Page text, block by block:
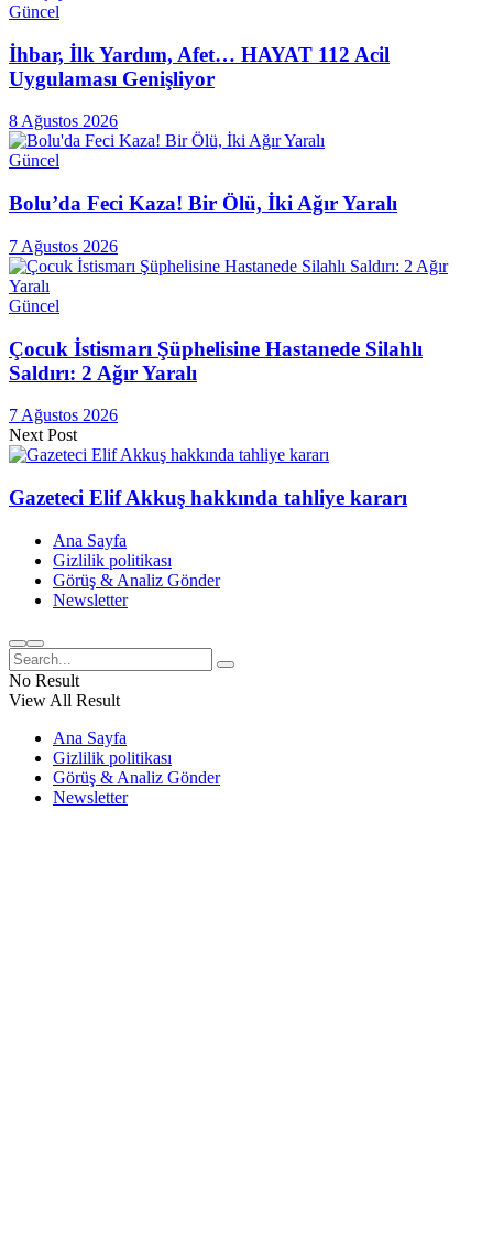
Güncel
İhbar, İlk Yardım, Afet… HAYAT 112 Acil
Uygulaması Genişliyor
8 Ağustos 2026
Güncel
Bolu’da Feci Kaza! Bir Ölü, İki Ağır Yaralı
7 Ağustos 2026
Güncel
Çocuk İstismarı Şüphelisine Hastanede Silahlı
Saldırı: 2 Ağır Yaralı
7 Ağustos 2026
Next Post
Gazeteci Elif Akkuş hakkında tahliye kararı
Ana Sayfa
Gizlilik politikası
Görüş & Analiz Gönder
Newsletter
No Result
View All Result
Ana Sayfa
Gizlilik politikası
Görüş & Analiz Gönder
Newsletter